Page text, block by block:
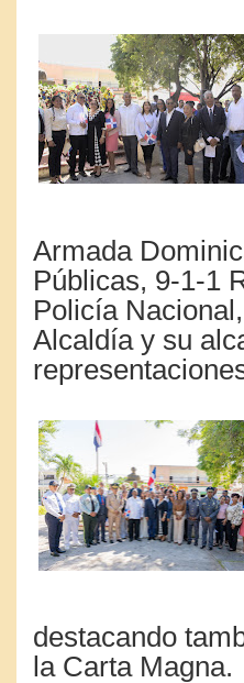
Armada
Públicas, 9-1-1
Policía
Alcaldía y su
destacando
la Carta Magna.